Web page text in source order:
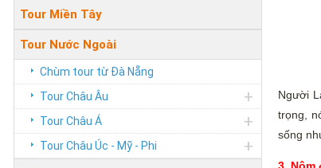
Tour Miền Tây
Tour Nước Ngoài
Chùm tour từ Đà Nẵng
Tour Châu Âu
+
Tour Châu Á +
Tour Châu Úc - Mỹ - Phi +
Người
trọng,
sống